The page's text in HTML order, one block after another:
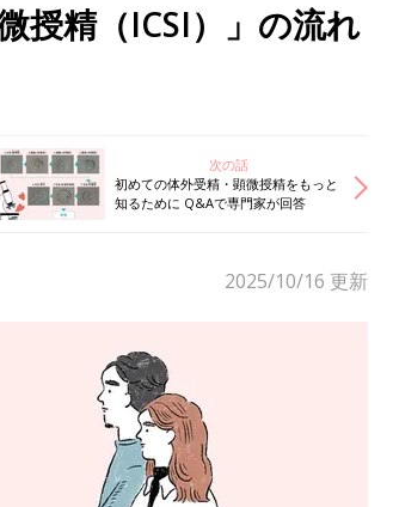
授精（ICSI）」の流れ
次の話
初めての体外受精・顕微授精をもっと
知るために Q&Aで専門家が回答
2025/10/16 更新